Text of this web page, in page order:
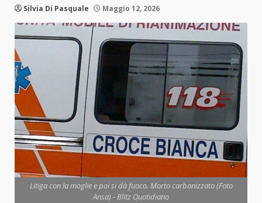
Silvia Di Pasquale Maggio 12, 2026
Litiga con la moglie e poi si dà fuoco. Morto carbonizzato (Foto
Ansa) - Blitz Quotidiano